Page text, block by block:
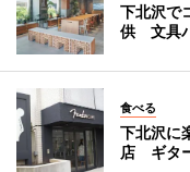
下北沢で
供 文具
食べる
下北沢に
店 ギタ